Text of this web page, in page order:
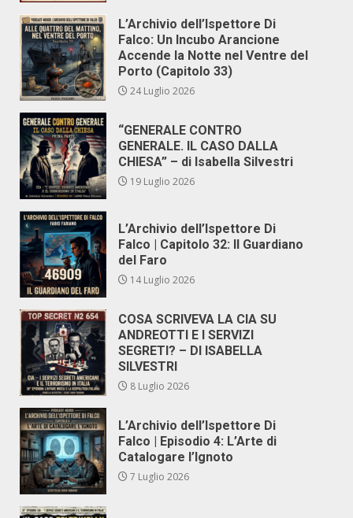
L’Archivio dell’Ispettore Di
Falco: Un Incubo Arancione
Accende la Notte nel Ventre del
Porto (Capitolo 33)
24 Luglio 2026
“GENERALE CONTRO
GENERALE. IL CASO DALLA
CHIESA” – di Isabella Silvestri
19 Luglio 2026
L’Archivio dell’Ispettore Di
Falco | Capitolo 32: Il Guardiano
del Faro
14 Luglio 2026
COSA SCRIVEVA LA CIA SU
ANDREOTTI E I SERVIZI
SEGRETI? – DI ISABELLA
SILVESTRI
8 Luglio 2026
L’Archivio dell’Ispettore Di
Falco | Episodio 4: L’Arte di
Catalogare l’Ignoto
7 Luglio 2026